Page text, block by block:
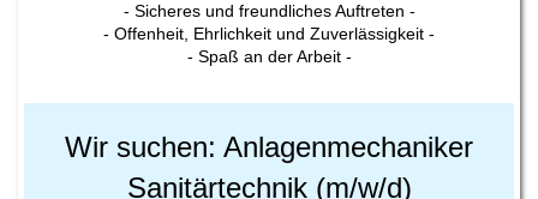
- Sicheres und freundliches Auftreten -
- Offenheit, Ehrlichkeit und Zuverlässigkeit -
- Spaß an der Arbeit -
Wir suchen: Anlagenmechaniker
Sanitärtechnik (m/w/d)